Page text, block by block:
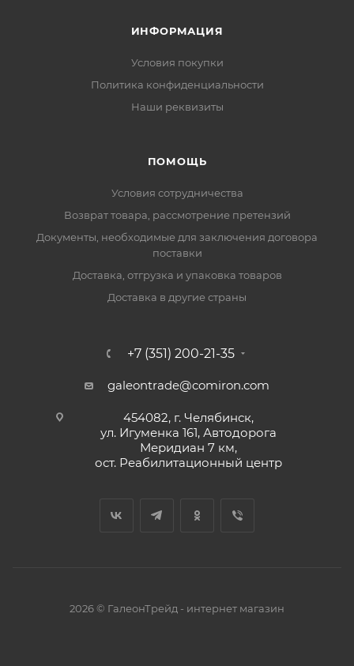
ИНФОРМАЦИЯ
Условия покупки
Политика конфиденциальности
Наши реквизиты
ПОМОЩЬ
Условия сотрудничества
Возврат товара, рассмотрение претензий
Документы, необходимые для заключения договора
поставки
Доставка, отгрузка и упаковка товаров
Доставка в другие страны
+7 (351) 200-21-35
galeontrade@comiron.com
454082, г. Челябинск,
ул. Игуменка 161, Автодорога
Меридиан 7 км,
ост. Реабилитационный центр
2026 © ГалеонТрейд - интернет магазин